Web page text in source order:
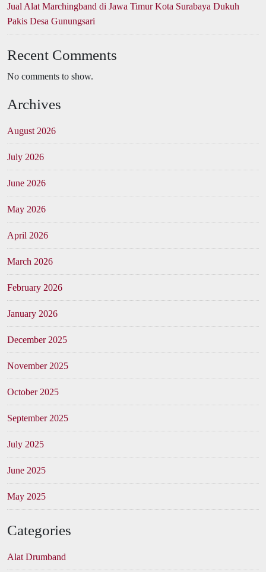
Jual Alat Marchingband di Jawa Timur Kota Surabaya Dukuh
Pakis Desa Gunungsari
Recent Comments
No comments to show.
Archives
August 2026
July 2026
June 2026
May 2026
April 2026
March 2026
February 2026
January 2026
December 2025
November 2025
October 2025
September 2025
July 2025
June 2025
May 2025
Categories
Alat Drumband